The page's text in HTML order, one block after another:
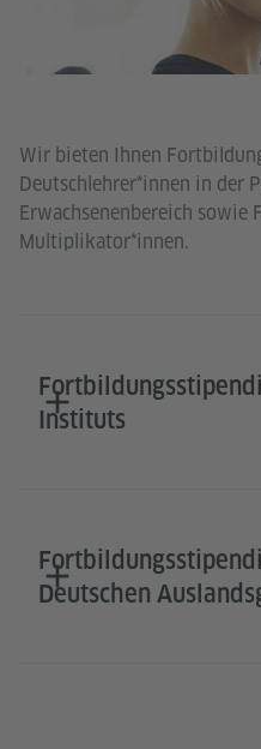
Wir bieten Ihnen
Deutschlehrer*innen in der
Erwachsenenbereich
Multiplikator*innen.
Instituts
Deutschen